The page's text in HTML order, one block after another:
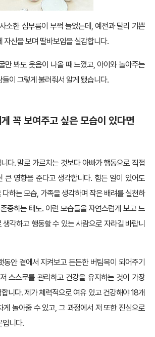
소한 심부름이 부쩍 늘었는데, 예전과 달리 기쁜
자신을 보며 딸바보임을 실감합니다.
만 봐도 웃음이 나올 때 느꼈고, 아이와 놀아주는
이 그렇게 불러줘서 알게 됐습니다.
꼭 보여주고 싶은 모습이 있다면
다. 말로 가르치는 것보다 아빠가 행동으로 직접
큰 영향을 준다고 생각합니다. 힘든 일이 있어도
하는 모습, 가족을 생각하며 작은 배려를 실천하
중하는 태도. 이런 모습들을 자연스럽게 보고 느
생각하고 행동할 수 있는 사람으로 자라길 바랍니
안 곁에서 지켜보고 든든한 버팀목이 되어주기
스스로를 관리하고 건강을 유지하는 것이 가장
니다. 제가 체력적으로 여유 있고 건강해야 18개
게 놀아줄 수 있고, 그 과정에서 저 또한 진심으로
입니다.